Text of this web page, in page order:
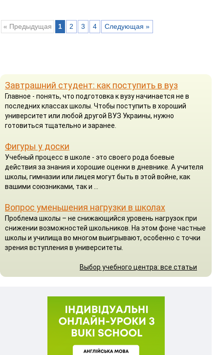
« Предыдущая 1 2 3 4 Следующая »
Завтрашний студент: как поступить в вуз
Главное - понять, что подготовка к вузу начинается не в
последних классах школы. Чтобы поступить в хороший
университет или любой другой ВУЗ Украины, нужно
готовиться тщательно и заранее.
Фигуры у доски
Учебный процесс в школе - это своего рода боевые
действия за знания и хорошие оценки в дневнике. А учителя
школы, гимназии или лицея могут быть в этой войне, как
вашими союзниками, так и ...
Вопрос уменьшения нагрузки в школах
Проблема школы – не снижающийся уровень нагрузок при
снижении возможностей школьников. На этом фоне частные
школы и училища во многом выигрывают, особенно с точки
зрения вступления в университеты.
Выбор учебного центра: все статьи